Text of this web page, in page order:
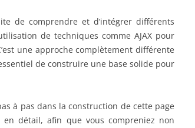
de comprendre et d’intégrer différents
de techniques comme AJAX pour
une approche complètement différente
de construire une base solide pour
à pas dans la construction de cette page
détail, afin que vous compreniez non